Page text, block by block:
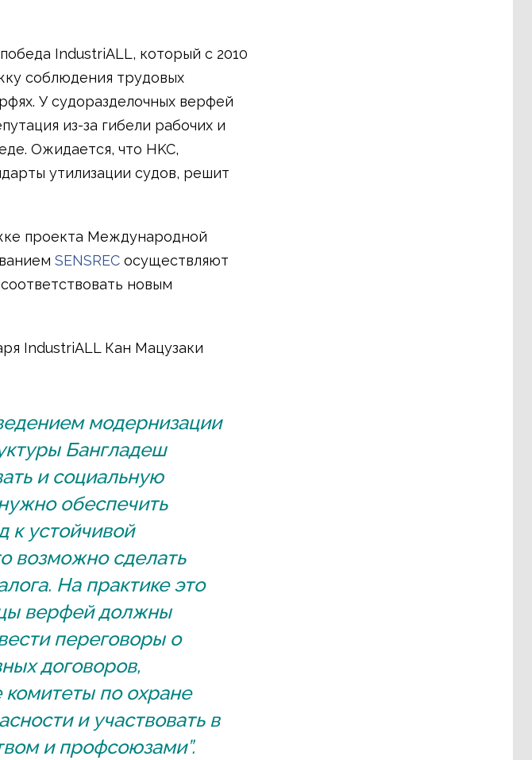
IndustriALL, который с 2010
соблюдения трудовых
У судоразделочных верфей
из-за гибели рабочих и
Ожидается, что HKC,
утилизации судов, решит
проекта Международной
SENSRECосуществляют
новым
IndustriALL Кан Мацузаки
модернизации
Бангладеш
и социальную
обеспечить
к устойчивой
возможно сделать
На практике это
верфей должны
переговоры о
договоров,
комитеты по охране
и участвовать в
и профсоюзами”.